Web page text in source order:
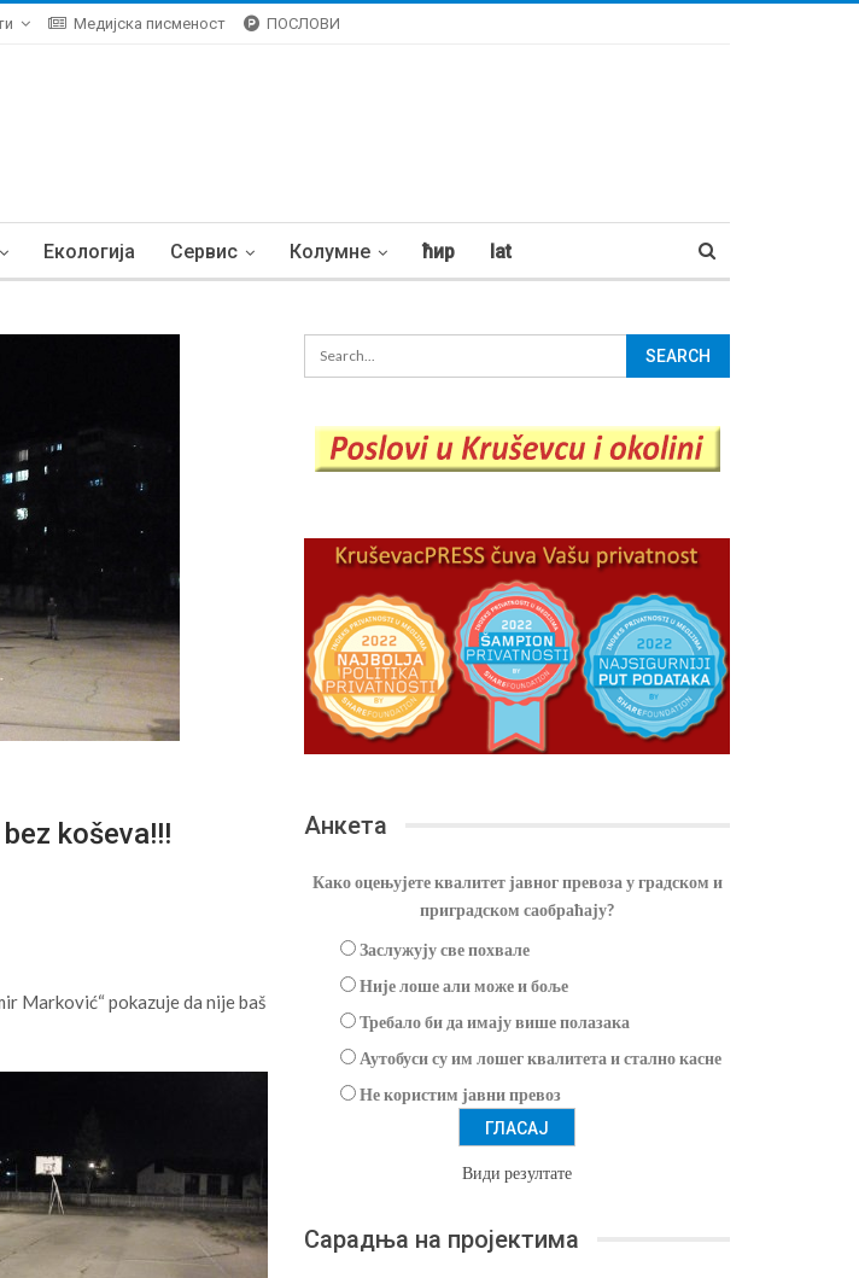
Медијска писменост ПОСЛОВИ
Екологија Сервис Колумне ћир lat
koševa!!!
Marković“ pokazuje da nije baš
Анкета
Како оцењујете квалитет јавног превоза у градском и
приградском саобраћају?
Заслужују све похвале
Није лоше али може и боље
Требало би да имају више полазака
Аутобуси су им лошег квалитета и стално касне
Не користим јавни превоз
Види резултате
Сарадња на пројектима